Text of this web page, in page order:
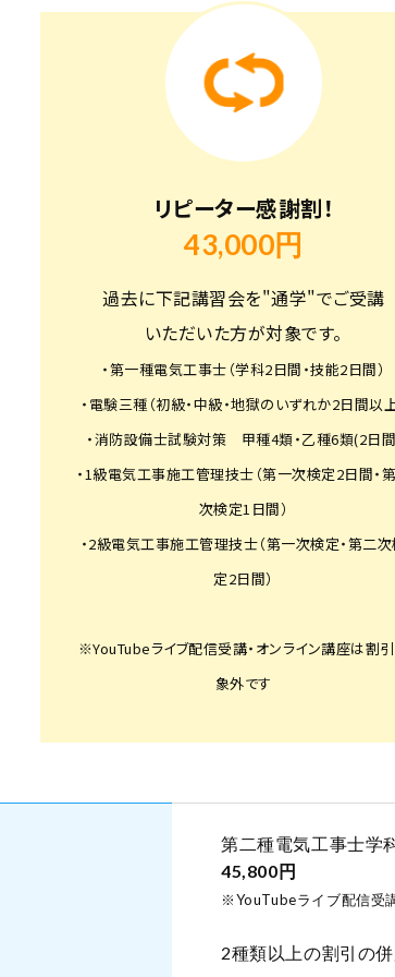
リピーター感謝割！
43,000円
過去に下記講習会を"通学"でご受講
いただいた方が対象です。
・第一種電気工事士（学科2日間・技能2日間）
・電験三種（初級・中級・地獄のいずれか2日間以上
・消防設備士試験対策 甲種4類・乙種6類(2日
・1級電気工事施工管理技士（第一次検定2日間・
次検定1日間）
・2級電気工事施工管理技士（第一次検定・第二
定2日間）
※YouTubeライブ配信受講・オンライン講座は割
象外です
第二種電気工事士学
45,800円
※YouTubeライブ配信受
2種類以上の割引の